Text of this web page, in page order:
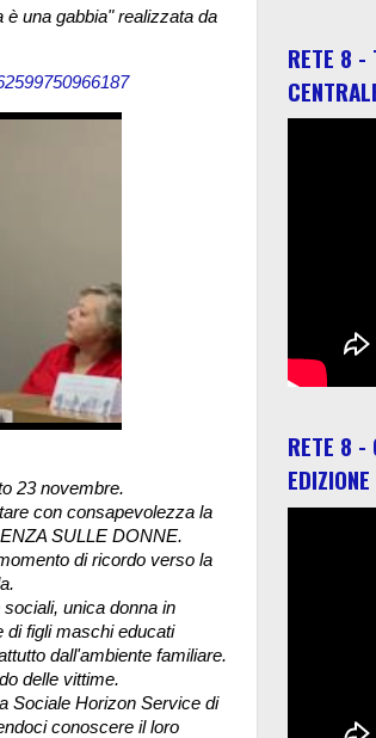
una gabbia" realizzata da
23 novembre.
con consapevolezza la
SULLE DONNE.
di ricordo verso la
unica donna in
di figli maschi educati
dall'ambiente familiare.
delle vittime.
Sociale Horizon Service di
conoscere il loro
RETE 8 -
RETE 8 -